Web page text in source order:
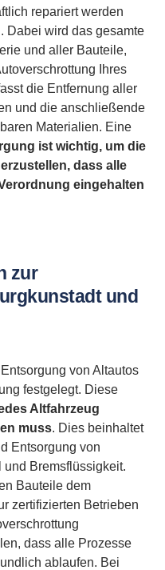
repariert werden
Dabei wird das gesamte
und aller Bauteile,
Ihres
die Entfernung aller
und die anschließende
Materialien. Eine
ist wichtig, um die
dass alle
eingehalten
zur
und
von Altautos
festgelegt. Diese
Altfahrzeug
muss. Dies beinhaltet
Entsorgung von
Bremsflüssigkeit.
Bauteile dem
zertifizierten Betrieben
dass alle Prozesse
ablaufen. Bei